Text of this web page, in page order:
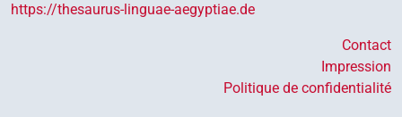
https://thesaurus-linguae-aegyptiae.de
Contact
Impression
Politique de confidentialité